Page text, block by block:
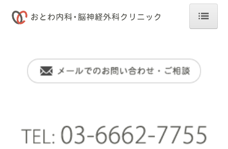
診療プログラム
脳神経外科・セカンドオピニオン